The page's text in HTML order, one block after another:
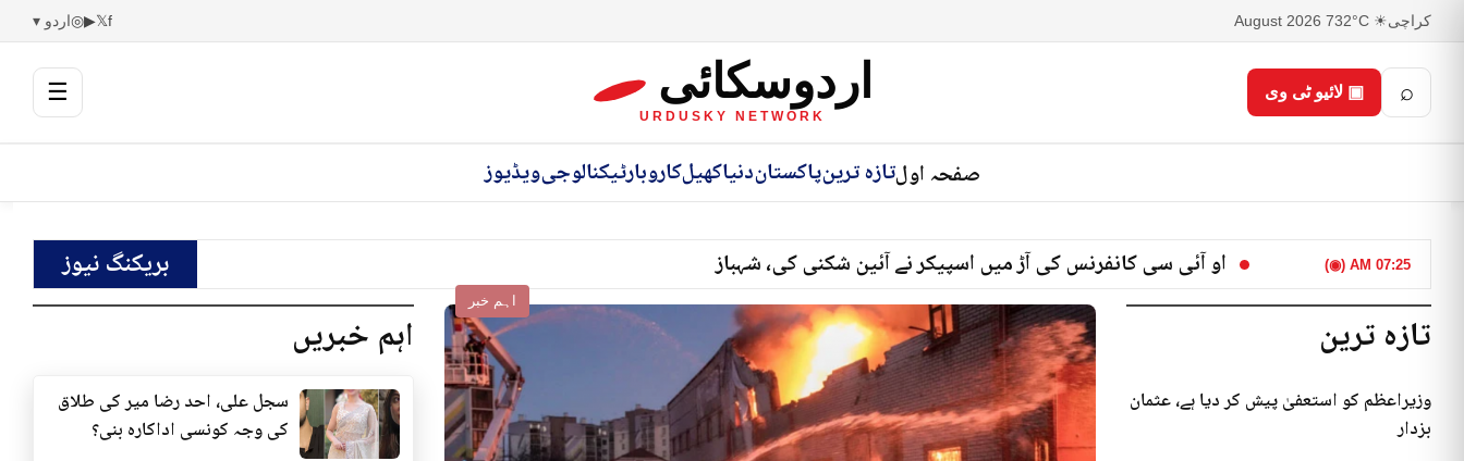
کراچی☀ 32°C
7 August 2026
f
𝕏
▶
◎اردو ▾
⌕ ▣ لائیو ٹی وی اردوسکائی
URDUSKY NETWORK
☰
صفحہ اولتازہ ترینپاکستاندنیاکھیلکاروبارٹیکنالوجیویڈیوز
07:25 AM (◉) او آئی سی کانفرنس کی آڑ میں اسپیکر نے آئین شکنی کی، شہباز بریکنگ نیوز
تازہ ترین
وزیراعظم کو استعفیٰ پیش کر دیا ہے، عثمان
بزدار
اہم خبر
اہم خبریں
سجل علی، احد رضا میر کی طلاق
کی وجہ کونسی اداکارہ بنی؟